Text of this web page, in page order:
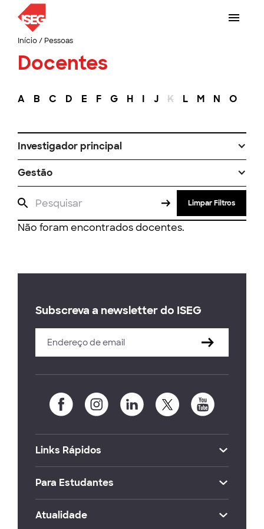
Início/ Pessoas
Docentes
A B C D E F G H I J K L M N O
Investigador principal
Gestão
Limpar Filtros
Não foram encontrados docentes.
Subscreva a newsletter do ISEG
Links Rápidos
Para Estudantes
Atualidade